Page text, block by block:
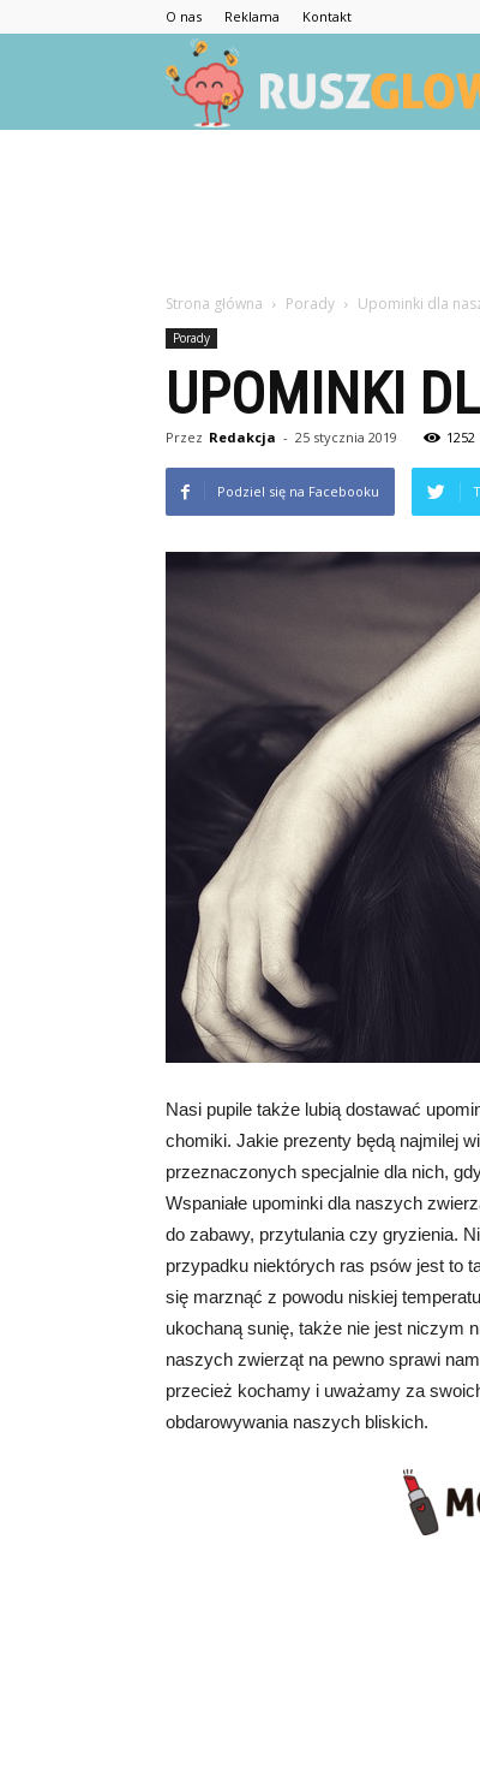
O nas Reklama Kontakt
Strona główna Porady Upominki dla
Porady
UPOMINKI
Przez Redakcja - 25 stycznia 2019 1252
Podziel się na Facebooku
Nasi pupile także lubią dostawać
chomiki. Jakie prezenty będą najmilej
przeznaczonych specjalnie dla nich,
Wspaniałe upominki dla naszych
do zabawy, przytulania czy gryzienia.
przypadku niektórych ras psów jest to
się marznąć z powodu niskiej
ukochaną sunię, także nie jest niczym
naszych zwierząt na pewno sprawi
przecież kochamy i uważamy za
obdarowywania naszych bliskich.